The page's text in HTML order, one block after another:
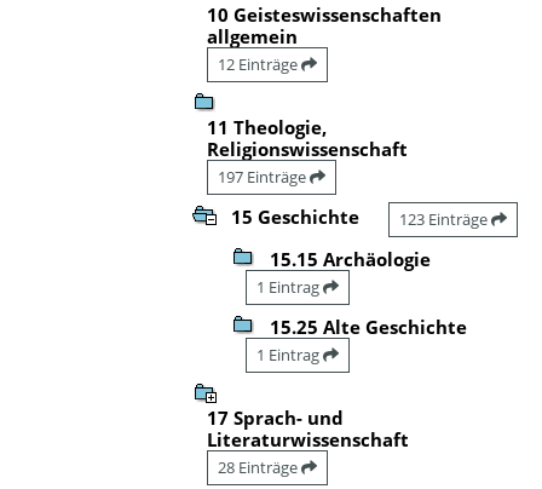
10 Geisteswissenschaften
allgemein
12 Einträge
11 Theologie,
Religionswissenschaft
197 Einträge
15 Geschichte 123 Einträge
15.15 Archäologie
1 Eintrag
15.25 Alte Geschichte
1 Eintrag
17 Sprach- und
Literaturwissenschaft
28 Einträge